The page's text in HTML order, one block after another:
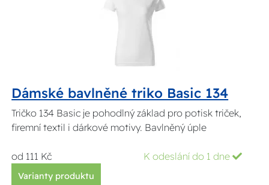
Dámské bavlněné triko Basic 134
Tričko 134 Basic je pohodlný základ pro potisk triček,
firemní textil i dárkové motivy. Bavlněný úple
od 111 Kč K odeslání do 1 dne
Varianty produktu